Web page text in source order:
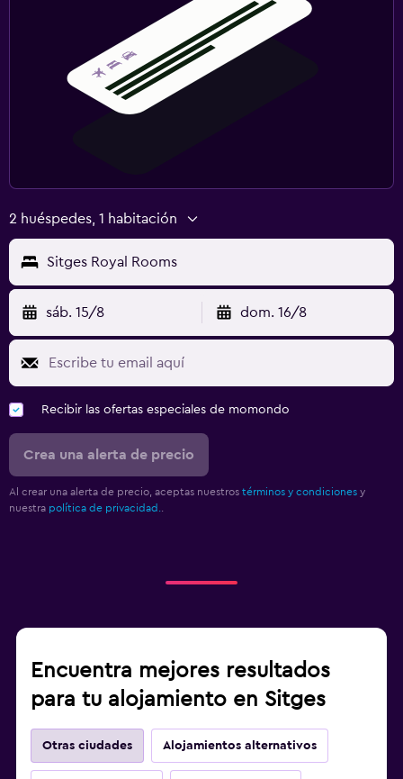
2 huéspedes, 1 habitación
Sitges Royal Rooms
sáb. 15/8 dom. 16/8
Recibir las ofertas especiales de momondo
Crea una alerta de precio
Al crear una alerta de precio, aceptas nuestros términos y condiciones y
nuestra política de privacidad.
Encuentra mejores resultados
para tu alojamiento en Sitges
Otras ciudades Alojamientos alternativos